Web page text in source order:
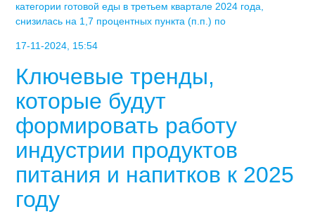
категории готовой еды в третьем квартале 2024 года,
снизилась на 1,7 процентных пункта (п.п.) по
17-11-2024, 15:54
Ключевые тренды,
которые будут
формировать работу
индустрии продуктов
питания и напитков к 2025
году